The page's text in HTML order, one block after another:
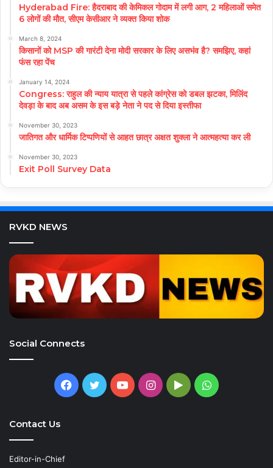
Hyderabad Fire: हैदराबाद की केमिकल गोदाम में लगी आग, 2 महिलाओं समेत
6 लोगों की मौत, सीएम केसीआर ने व्यक्त किया शोक
March 8, 2024
किसानों को MSP की गारंटी देना मोदी सरकार के लिए असभंव है? समझिए, कहां
फंस रहा पेंच
January 14, 2024
Congress: राहुल की न्याय यात्रा से पहले कांग्रेस को डबल झटका, मिलिंद
देवड़ा के बाद अब असम के इस बड़े नेता ने पद से दिया इस्तीफा
November 30, 2023
जातिगत और धार्मिक टिप्पणियों से आहत छात्र अक्षत शुक्ला ने आत्महत्या कर ली
November 30, 2023
Exit Poll Survey Data
RVKD NEWS
Social Connects
Facebook
TwitterYouTubeInstagram
GoogleWhatsApp
Contact Us
Editor-in-Chief